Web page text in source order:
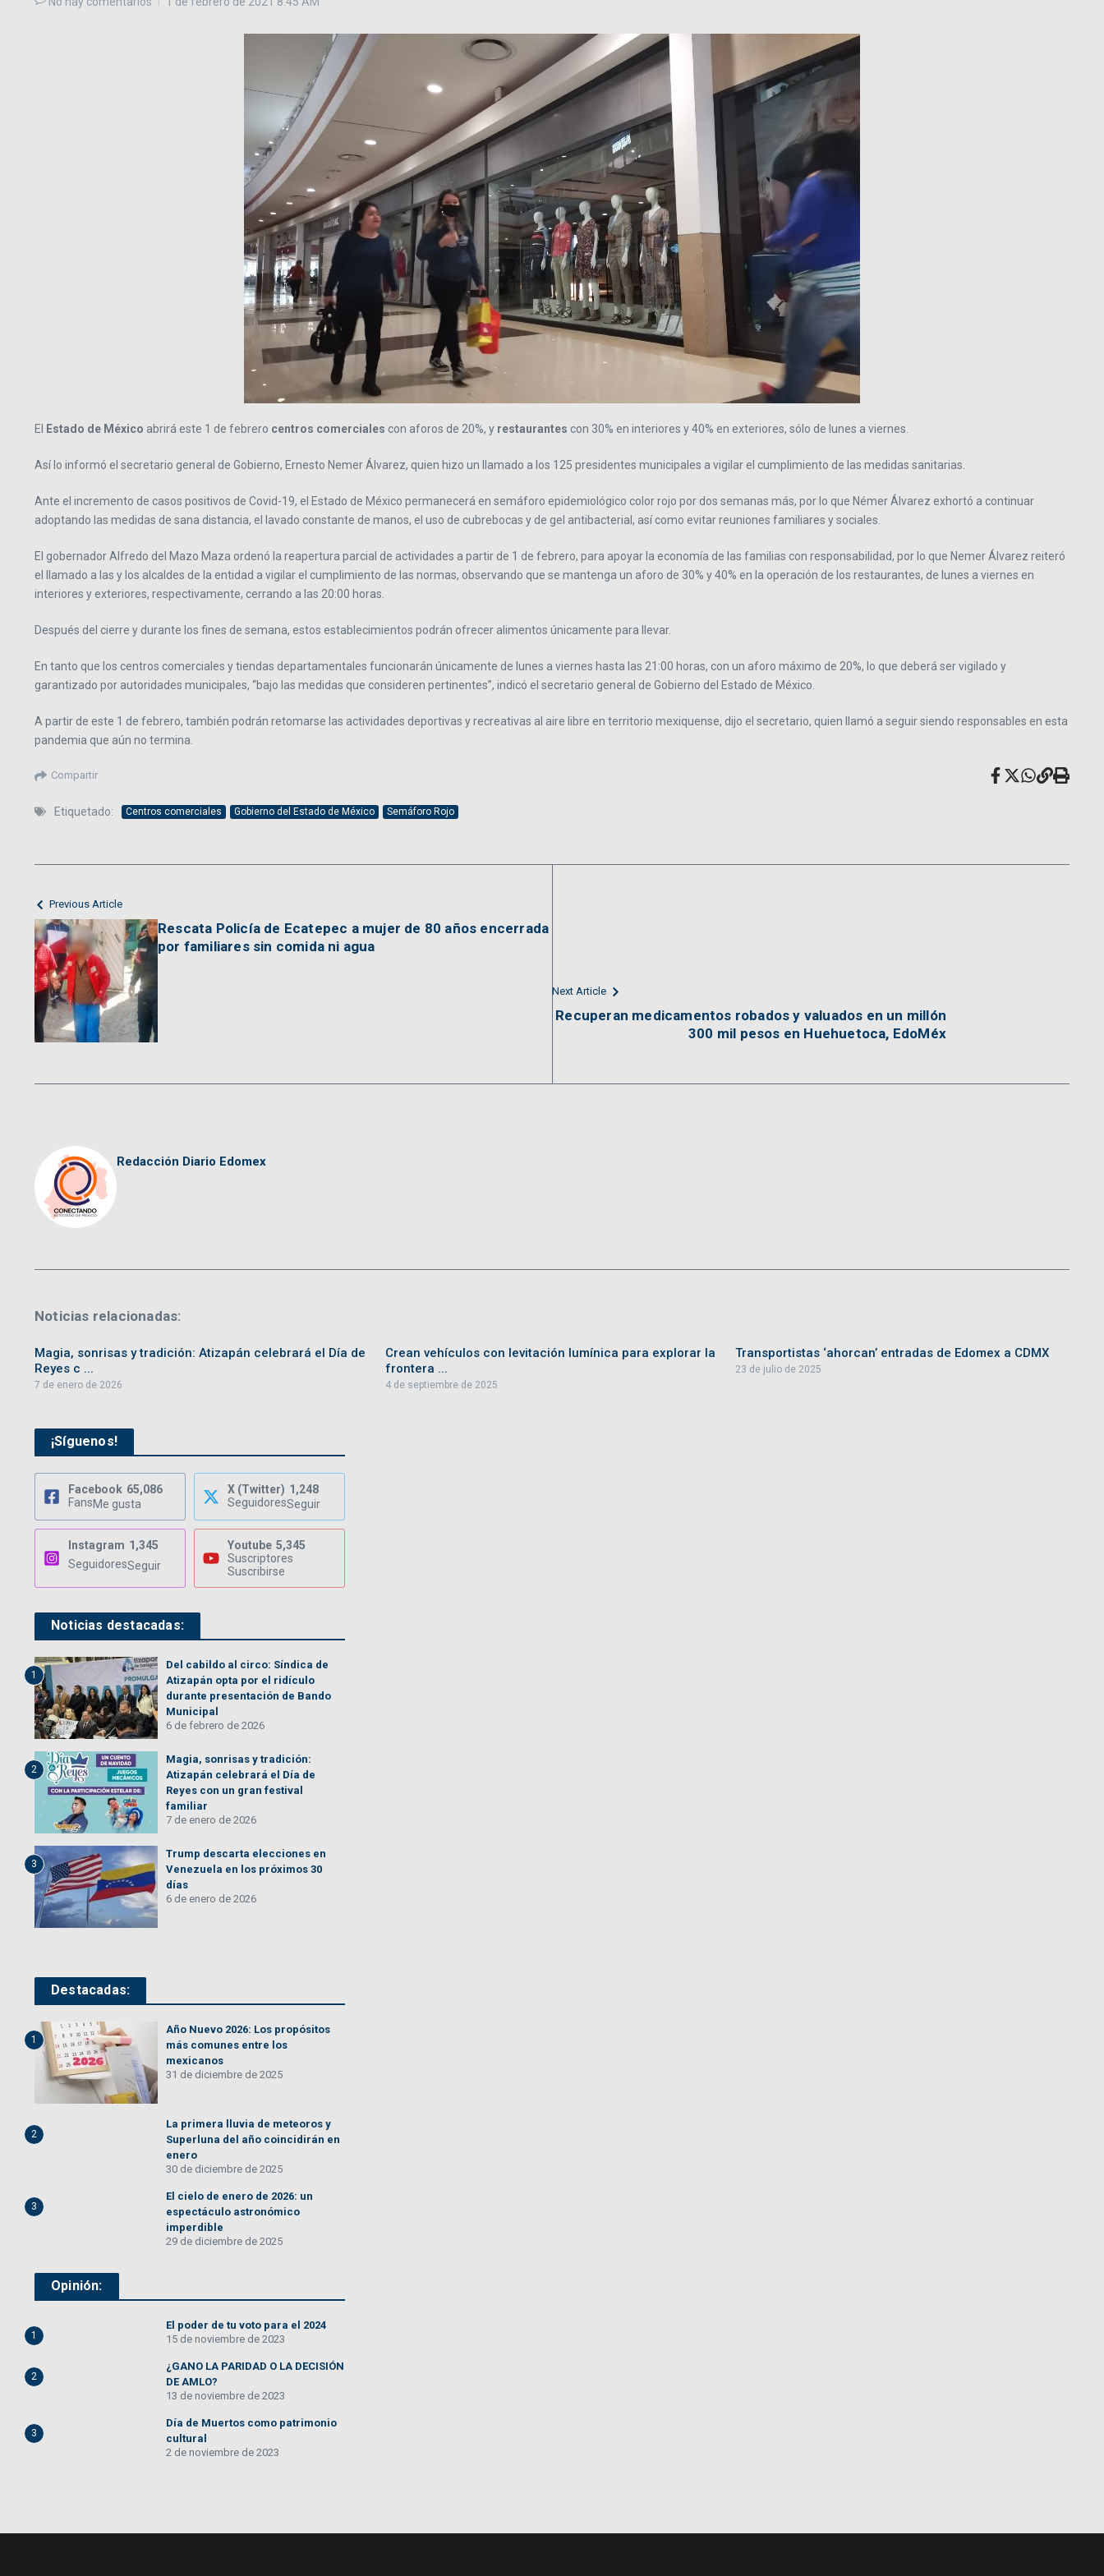
El Estado de México abrirá este 1 de febrero centros comerciales con aforos de 20%, y restaurantes con 30% en interiores y 40% en exteriores, sólo de lunes a viernes.
Así lo informó el secretario general de Gobierno, Ernesto Nemer Álvarez, quien hizo un llamado a los 125 presidentes municipales a vigilar el cumplimiento de las medidas sanitarias.
Ante el incremento de casos positivos de Covid-19, el Estado de México permanecerá en semáforo epidemiológico color rojo por dos semanas más, por lo que Némer Álvarez exhortó a continuar
adoptando las medidas de sana distancia, el lavado constante de manos, el uso de cubrebocas y de gel antibacterial, así como evitar reuniones familiares y sociales.
El gobernador Alfredo del Mazo Maza ordenó la reapertura parcial de actividades a partir de 1 de febrero, para apoyar la economía de las familias con responsabilidad, por lo que Nemer Álvarez reiteró
el llamado a las y los alcaldes de la entidad a vigilar el cumplimiento de las normas, observando que se mantenga un aforo de 30% y 40% en la operación de los restaurantes, de lunes a viernes en
interiores y exteriores, respectivamente, cerrando a las 20:00 horas.
Después del cierre y durante los fines de semana, estos establecimientos podrán ofrecer alimentos únicamente para llevar.
En tanto que los centros comerciales y tiendas departamentales funcionarán únicamente de lunes a viernes hasta las 21:00 horas, con un aforo máximo de 20%, lo que deberá ser vigilado y
garantizado por autoridades municipales, “bajo las medidas que consideren pertinentes”, indicó el secretario general de Gobierno del Estado de México.
A partir de este 1 de febrero, también podrán retomarse las actividades deportivas y recreativas al aire libre en territorio mexiquense, dijo el secretario, quien llamó a seguir siendo responsables en esta
pandemia que aún no termina.
Compartir
Etiquetado: Centros comerciales Gobierno del Estado de México Semáforo Rojo
Previous Article
Rescata Policía de Ecatepec a mujer de 80 años encerrada
por familiares sin comida ni agua
Next Article
Recuperan medicamentos robados y valuados en un millón
300 mil pesos en Huehuetoca, EdoMéx
Redacción Diario Edomex
Noticias relacionadas:
Magia, sonrisas y tradición: Atizapán celebrará el Día de
Reyes c ...
7 de enero de 2026
Crean vehículos con levitación lumínica para explorar la
frontera ...
4 de septiembre de 2025
Transportistas ‘ahorcan’ entradas de Edomex a CDMX
23 de julio de 2025
¡Síguenos!
Facebook 65,086
FansMe gusta
X (Twitter) 1,248
SeguidoresSeguir
Instagram 1,345
SeguidoresSeguir
Youtube 5,345
Suscriptores
Suscribirse
Noticias destacadas:
1
Del cabildo al circo: Síndica de
Atizapán opta por el ridículo
durante presentación de Bando
Municipal
6 de febrero de 2026
2
Magia, sonrisas y tradición:
Atizapán celebrará el Día de
Reyes con un gran festival
familiar
7 de enero de 2026
3
Trump descarta elecciones en
Venezuela en los próximos 30
días
6 de enero de 2026
Destacadas:
1
Año Nuevo 2026: Los propósitos
más comunes entre los
mexicanos
31 de diciembre de 2025
2
La primera lluvia de meteoros y
Superluna del año coincidirán en
enero
30 de diciembre de 2025
3
El cielo de enero de 2026: un
espectáculo astronómico
imperdible
29 de diciembre de 2025
Opinión:
1
El poder de tu voto para el 2024
15 de noviembre de 2023
2
¿GANO LA PARIDAD O LA DECISIÓN
DE AMLO?
13 de noviembre de 2023
3
Día de Muertos como patrimonio
cultural
2 de noviembre de 2023